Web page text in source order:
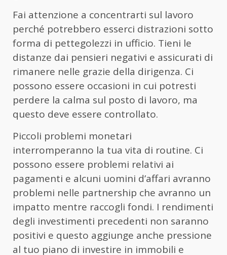
Fai attenzione a concentrarti sul lavoro
perché potrebbero esserci distrazioni sotto
forma di pettegolezzi in ufficio. Tieni le
distanze dai pensieri negativi e assicurati di
rimanere nelle grazie della dirigenza. Ci
possono essere occasioni in cui potresti
perdere la calma sul posto di lavoro, ma
questo deve essere controllato.
Piccoli problemi monetari
interromperanno la tua vita di routine. Ci
possono essere problemi relativi ai
pagamenti e alcuni uomini d’affari avranno
problemi nelle partnership che avranno un
impatto mentre raccogli fondi. I rendimenti
degli investimenti precedenti non saranno
positivi e questo aggiunge anche pressione
al tuo piano di investire in immobili e